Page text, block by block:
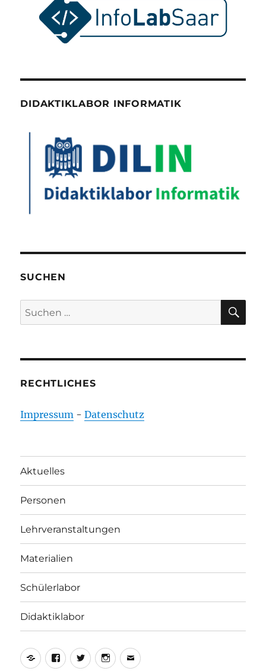
DIDAKTIKLABOR INFORMATIK
SUCHEN
Suchen
nach:
RECHTLICHES
Impressum -Datenschutz
Aktuelles
Personen
Lehrveranstaltungen
Materialien
Schülerlabor
Didaktiklabor
Yelp Facebook
TwitterInstagram
E-